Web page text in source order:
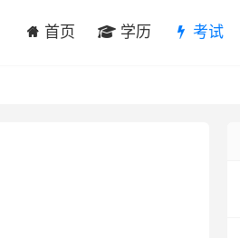
首页 学历 考试